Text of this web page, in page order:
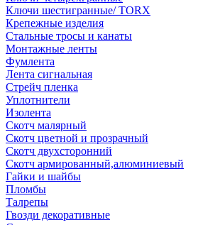
Ключи шестигранные/ TORX
Крепежные изделия
Стальные тросы и канаты
Монтажные ленты
Фумлента
Лента сигнальная
Стрейч пленка
Уплотнители
Изолента
Скотч малярный
Скотч цветной и прозрачный
Скотч двухсторонний
Скотч армированный,алюминиевый
Гайки и шайбы
Пломбы
Талрепы
Гвозди декоративные